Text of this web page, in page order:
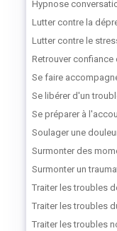
Hypnose
Lutter contre la
Lutter contre le
Retrouver confiance
Se faire
Se libérer d'un
Se préparer à
Soulager une
Surmonter des
Surmonter un
Traiter les troubles
Traiter les troubles
Traiter les troubles